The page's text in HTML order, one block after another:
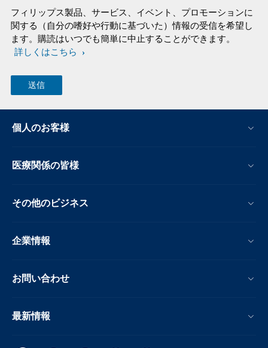
フィリップス製品、サービス、イベント、プロモーションに
関する（自分の嗜好や行動に基づいた）情報の受信を希望し
ます。購読はいつでも簡単に中止することができます。
詳しくはこちら
個人のお客様
医療関係の皆様
その他のビジネス
企業情報
お問い合わせ
最新情報